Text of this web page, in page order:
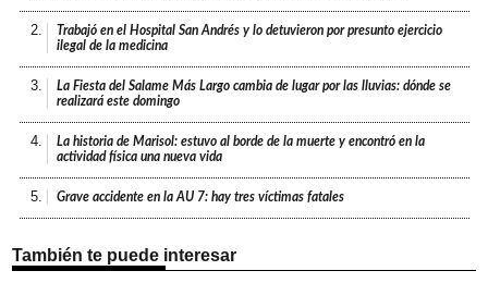
2.
Trabajó en el Hospital San Andrés y lo detuvieron por presunto ejercicio
ilegal de la medicina
3.
La Fiesta del Salame Más Largo cambia de lugar por las lluvias: dónde se
realizará este domingo
4.
La historia de Marisol: estuvo al borde de la muerte y encontró en la
actividad física una nueva vida
5. Grave accidente en la AU 7: hay tres víctimas fatales
También te puede interesar